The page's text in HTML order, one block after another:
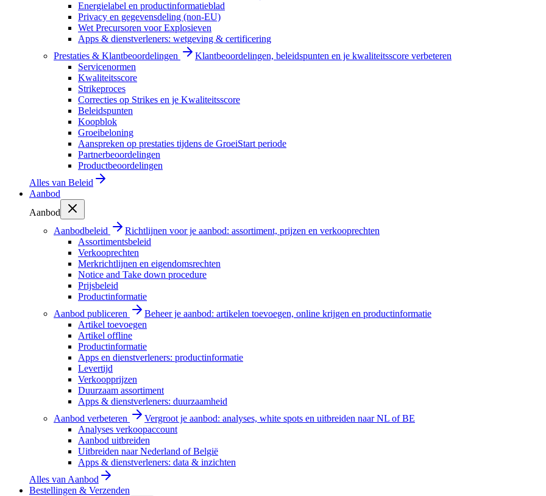
Energielabel en productinformatieblad
Privacy en gegevensdeling (non-EU)
Wet Precursoren voor Explosieven
Apps & dienstverleners: wetgeving & certificering
Prestaties & Klantbeoordelingen
Klantbeoordelingen, beleidspunten en je kwaliteitsscore verbeteren
Servicenormen
Kwaliteitsscore
Strikeproces
Correcties op Strikes en je Kwaliteitsscore
Beleidspunten
Koopblok
Groeibeloning
Aanspreken op prestaties tijdens de GroeiStart periode
Partnerbeoordelingen
Productbeoordelingen
Alles van Beleid
Aanbod
Aanbod
Aanbodbeleid
Richtlijnen voor je aanbod: assortiment, prijzen en verkooprechten
Assortimentsbeleid
Verkooprechten
Merkrichtlijnen en eigendomsrechten
Notice and Take down procedure
Prijsbeleid
Productinformatie
Aanbod publiceren
Beheer je aanbod: artikelen toevoegen, online krijgen en productinformatie
Artikel toevoegen
Artikel offline
Productinformatie
Apps en dienstverleners: productinformatie
Levertijd
Verkoopprijzen
Duurzaam assortiment
Apps & dienstverleners: duurzaamheid
Aanbod verbeteren
Vergroot je aanbod: analyses, white spots en uitbreiden naar NL of BE
Analyses verkoopaccount
Aanbod uitbreiden
Uitbreiden naar Nederland of België
Apps & dienstverleners: data & inzichten
Alles van Aanbod
Bestellingen & Verzenden